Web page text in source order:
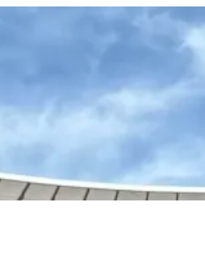
er dramatik,